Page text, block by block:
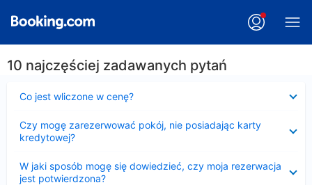
10 najczęściej zadawanych pytań
Co jest wliczone w cenę?
Czy mogę zarezerwować pokój, nie posiadając karty
kredytowej?
W jaki sposób mogę się dowiedzieć, czy moja rezerwacja
jest potwierdzona?